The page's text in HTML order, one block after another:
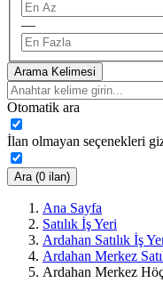
—
Arama Kelimesi
Otomatik ara
İlan olmayan seçenekleri
Ara (0 ilan)
Ana Sayfa
Satılık İş Yeri
Ardahan Satılık İş
Ardahan Merkez
Ardahan Merkez